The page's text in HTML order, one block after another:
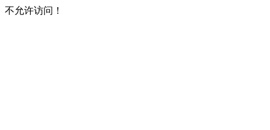
不允许访问！